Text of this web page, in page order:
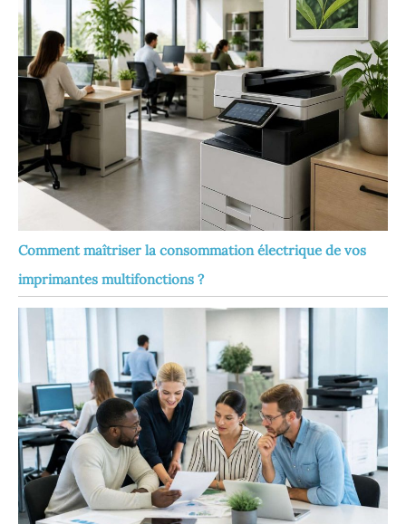
Comment maîtriser la consommation électrique de vos
imprimantes multifonctions ?